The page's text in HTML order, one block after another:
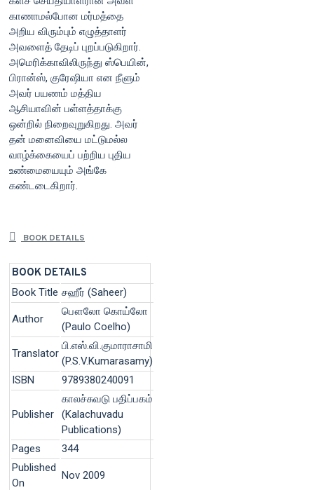
காணாமல்போன மர்மத்தை
அறிய விரும்பும் எழுத்தாளர்
அவளைத் தேடிப் புறப்படுகிறார்.
அமெரிக்காவிலிருந்து ஸ்பெயின்,
பிரான்ஸ், குரேஷியா என நீளும்
அவர் பயணம் மத்திய
ஆசியாவின் பள்ளத்தாக்கு
ஒன்றில் நிறைவுறுகிறது. அவர்
தன் மனைவியை மட்டுமல்ல
வாழ்க்கையைப் பற்றிய புதிய
உண்மையையும் அங்கே
கண்டடைகிறார்.
BOOK DETAILS
BOOK DETAILS
Book Title சஹீர் (Saheer)
Author
பௌலோ கொய்லோ
(Paulo Coelho)
Translator
பி.எஸ்.வி.குமாராசாமி
(P.S.V.Kumarasamy)
ISBN
9789380240091
Publisher
காலச்சுவடு பதிப்பகம்
(Kalachuvadu
Publications)
Pages
344
Published
On
Nov 2009